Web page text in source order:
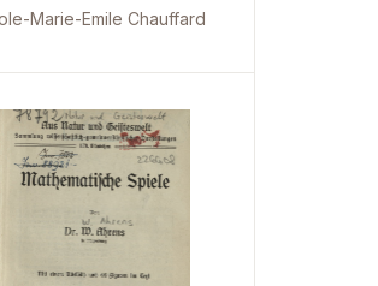
Marie-Emile Chauffard